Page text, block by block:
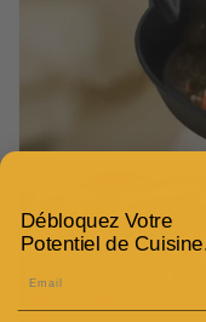
Débloquez Votre
Potentiel de